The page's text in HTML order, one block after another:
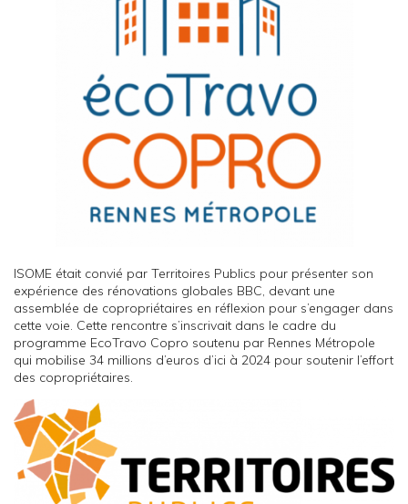
ISOME était convié par Territoires Publics pour présenter son
expérience des rénovations globales BBC, devant une
assemblée de copropriétaires en réflexion pour s’engager dans
cette voie. Cette rencontre s’inscrivait dans le cadre du
programme EcoTravo Copro soutenu par Rennes Métropole
qui mobilise 34 millions d’euros d’ici à 2024 pour soutenir l’effort
des copropriétaires.